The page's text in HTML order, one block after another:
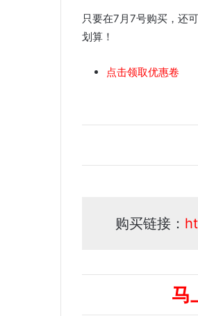
只要在7月7号购买，还
划算！
点击领取优惠卷
购买链接：
马